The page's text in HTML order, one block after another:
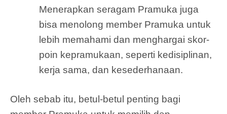
Menerapkan seragam Pramuka juga
bisa menolong member Pramuka untuk
lebih memahami dan menghargai skor-
poin kepramukaan, seperti kedisiplinan,
kerja sama, dan kesederhanaan.
Oleh sebab itu, betul-betul penting bagi